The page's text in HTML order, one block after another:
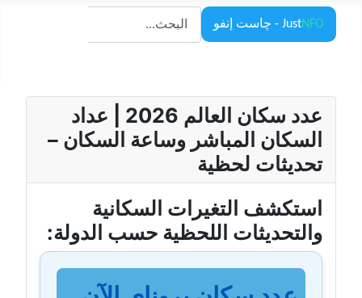
JustNFO - چاست إنفو
البحث
عدد سكان العالم 2026 | عداد
السكان المباشر وساعة السكان –
تحديثات لحظية
استكشف التغيرات السكانية
والتحديثات اللحظية حسب الدولة: